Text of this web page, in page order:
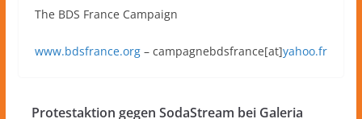
The BDS France Campaign
www.bdsfrance.org– campagnebdsfrance[at]yahoo.fr
Protestaktion gegen SodaStream bei Galeria